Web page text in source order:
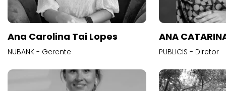
Ana Carolina Tai Lopes
NUBANK - Gerente
ANA
PUBLICIS - Diretor